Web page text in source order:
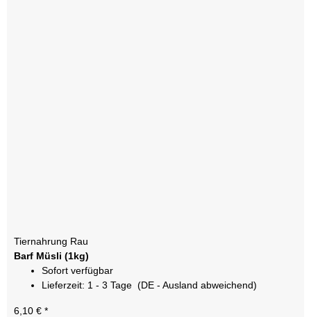
Tiernahrung Rau
Barf Müsli (1kg)
Sofort verfügbar
Lieferzeit: 1 - 3 Tage (DE - Ausland abweichend)
6,10 € *